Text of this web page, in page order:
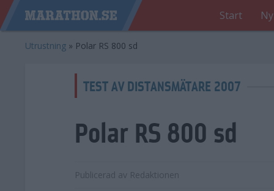
Start
Utrustning » Polar RS 800 sd
TEST AV DISTANSMÄTARE 2007
Polar RS 800 sd
Publicerad av Redaktionen